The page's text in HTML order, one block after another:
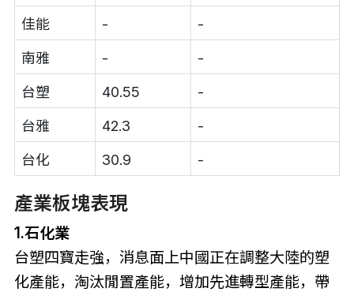
佳能 - -
南雅 - -
台塑 40.55 -
台雅 42.3 -
台化 30.9 -
產業板塊表現
1.石化業
台塑四寶走強，消息面上中國正在調整大陸的塑
化產能，淘汰閒置產能，增加先進轉型產能，帶